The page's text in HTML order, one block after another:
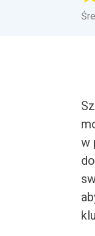
w